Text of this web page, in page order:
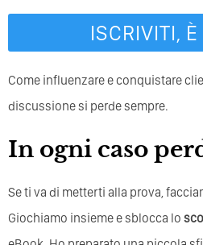
Come influenzare e conquistare
discussione si perde sempre.
In ogni caso
Se ti va di metterti alla prova,
Giochiamo insieme e sblocca lo